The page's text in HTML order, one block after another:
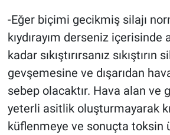
-Eğer biçimi gecikmiş silajı
kıydırayım derseniz
kadar sıkıştırırsanız sıkıştırın
gevşemesine ve dışarıdan
sebep olacaktır. Hava alan ve
yeterli asitlik oluşturmayarak
küflenmeye ve sonuçta toksin